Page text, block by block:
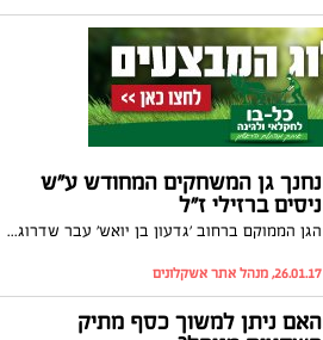
נחנך גן המשחקים המחודש ע"ש
ניסים ברזילי ז"ל
הגן הממוקם ברחוב 'גדעון בן יואש' עבר שדרוג מקיף לאחרונה והותקנו בו מתקני משחק חדשים ומתקדמים
26.01.17, מנהל אתר אשקלונים
האם ניתן למשוך כסף מתיק